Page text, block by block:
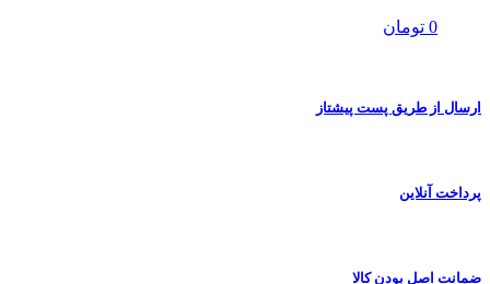
0 تومان
ارسال از طریق پست پیشتاز
پرداخت آنلاین
ضمانت اصل بودن کالا